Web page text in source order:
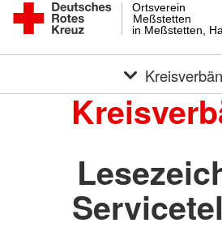
in Meßstetten,
Meßstetten
Ortsverein